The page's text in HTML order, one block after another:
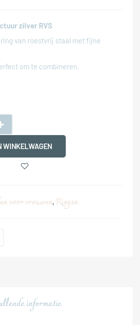
zilver RVS
van roestvrij staal met fijne
om te combineren.
WINKELWAGEN
voor vrouwen, Ringen
informatie